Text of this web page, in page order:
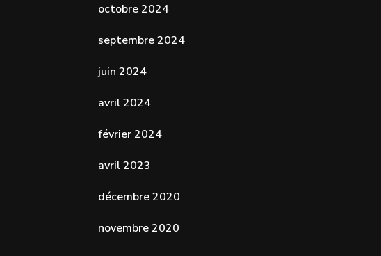
octobre 2024
septembre 2024
juin 2024
avril 2024
février 2024
avril 2023
décembre 2020
novembre 2020